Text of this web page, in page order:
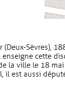
Sèvres),
cette
la ville le 18
il est aussi